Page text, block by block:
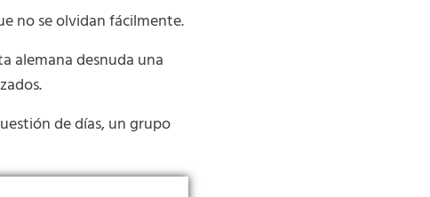
no se olvidan fácilmente.
alemana desnuda una
de días, un grupo